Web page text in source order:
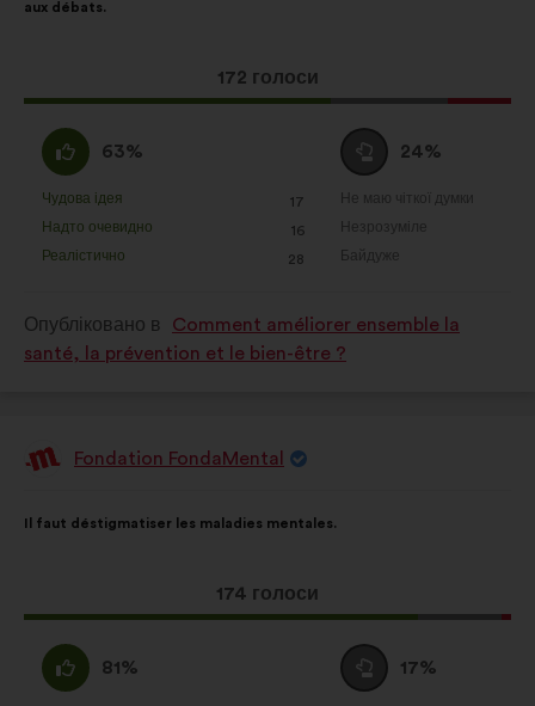
aux débats.
Ця
пропозиція
172 голоси
За
:
63%
Чудова ідея
: 17
разів
Надто очевидно
: 16
разів
Реалістично
: 28
разів
Утримуюся
:
24%
Не маю чіткої думки
:разів
Незрозуміле
:разів
Байдуже
:разів
Опубліковано в
Comment améliorer ensemble la
santé, la prévention et le bien-être ?
ПропозиціяFondation FondaMental
пропозиції:
Il faut déstigmatiser les maladies mentales.
Ця
пропозиція
174 голоси
розподілом:
За
:
81%
Утримуюся
:
17%
файли cookie,
що допомагають нам оптимізувати